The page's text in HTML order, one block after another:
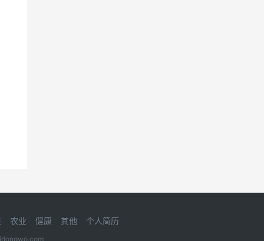
农业 健康 其他 个人简历